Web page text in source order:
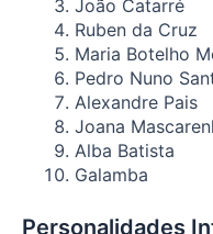
João Catarré
Ruben da Cruz
Maria Botelho
Pedro Nuno
Alexandre Pais
Joana
Alba Batista
Galamba
Personalidades